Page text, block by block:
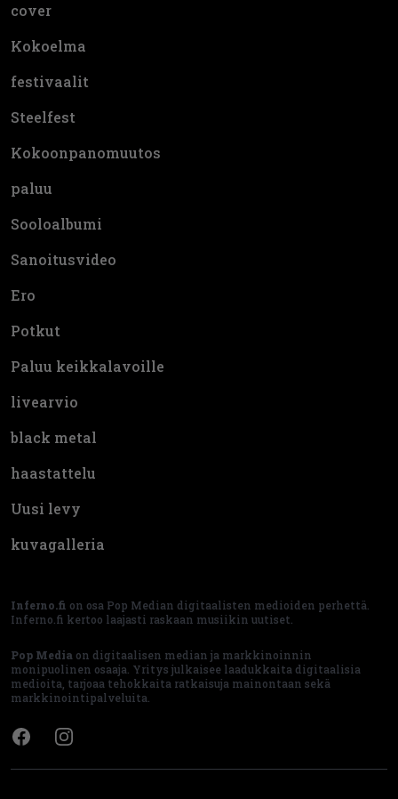
cover
Kokoelma
festivaalit
Steelfest
Kokoonpanomuutos
paluu
Sooloalbumi
Sanoitusvideo
Ero
Potkut
Paluu keikkalavoille
livearvio
black metal
haastattelu
Uusi levy
kuvagalleria
Inferno.fi on osa Pop Median digitaalisten medioiden perhettä.
Inferno.fi kertoo laajasti raskaan musiikin uutiset.
Pop Media on digitaalisen median ja markkinoinnin
monipuolinen osaaja. Yritys julkaisee laadukkaita digitaalisia
medioita, tarjoaa tehokkaita ratkaisuja mainontaan sekä
markkinointipalveluita.
FacebookInstagram